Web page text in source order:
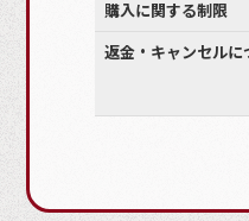
購入に関する制限
返金・キャンセルに